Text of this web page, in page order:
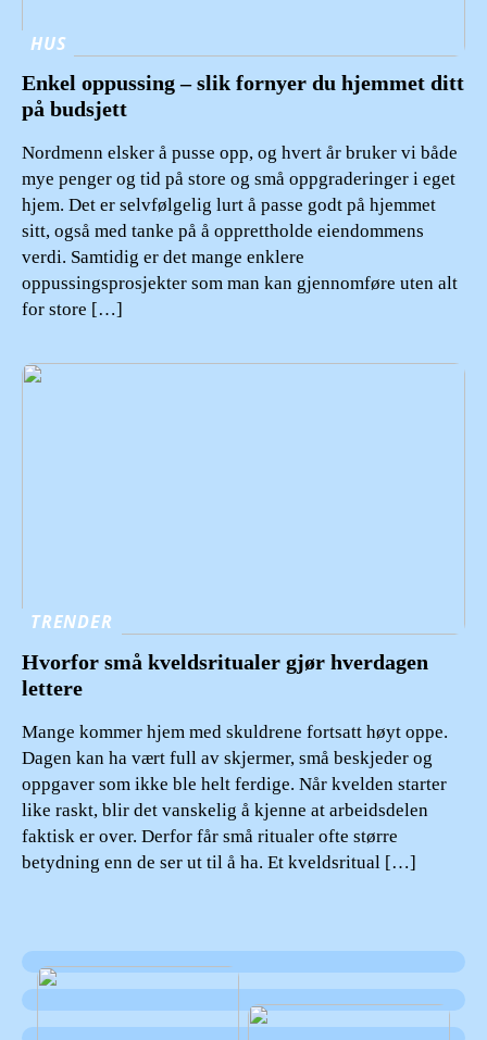
HUS
Enkel oppussing – slik fornyer du hjemmet ditt
på budsjett
Nordmenn elsker å pusse opp, og hvert år bruker vi både
mye penger og tid på store og små oppgraderinger i eget
hjem. Det er selvfølgelig lurt å passe godt på hjemmet
sitt, også med tanke på å opprettholde eiendommens
verdi. Samtidig er det mange enklere
oppussingsprosjekter som man kan gjennomføre uten alt
for store […]
TRENDER
Hvorfor små kveldsritualer gjør hverdagen
lettere
Mange kommer hjem med skuldrene fortsatt høyt oppe.
Dagen kan ha vært full av skjermer, små beskjeder og
oppgaver som ikke ble helt ferdige. Når kvelden starter
like raskt, blir det vanskelig å kjenne at arbeidsdelen
faktisk er over. Derfor får små ritualer ofte større
betydning enn de ser ut til å ha. Et kveldsritual […]